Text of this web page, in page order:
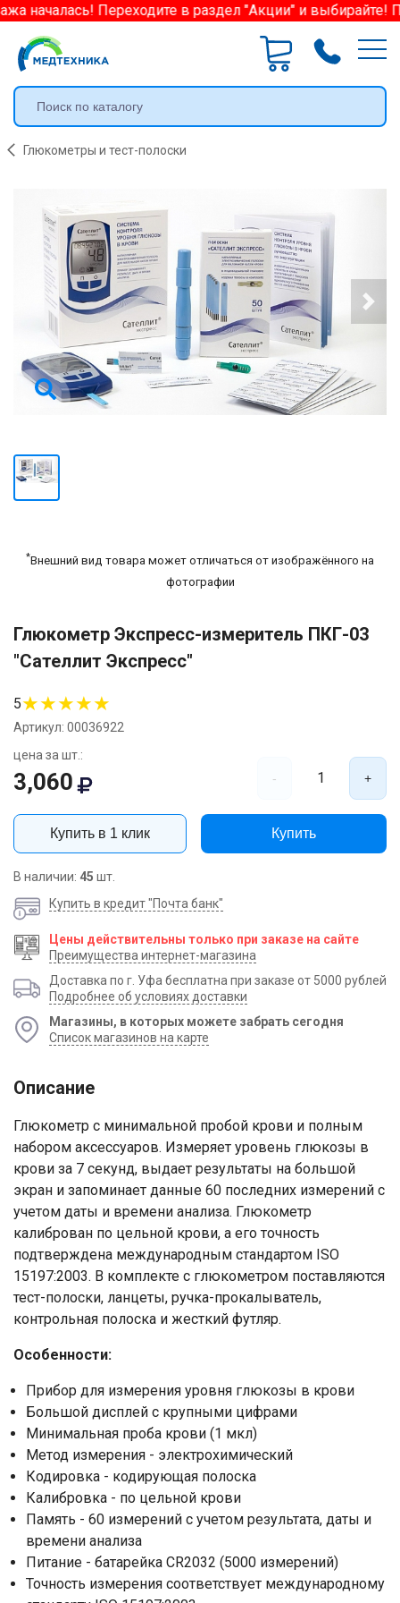
началась! Переходите в раздел "Акции" и выбирайте!
Глюкометры и тест-полоски
*Внешний вид товара может отличаться от изображённого на
фотографии
Глюкометр Экспресс-измеритель ПКГ-03
"Сателлит Экспресс"
5★★★★★
Артикул: 00036922
цена за шт.:
3,060 - 1 +
Купить в 1 клик Купить
В наличии: 45 шт.
Купить в кредит "Почта банк"
Цены действительны только при заказе на сайте
Преимущества интернет-магазина
Доставка по г. Уфа бесплатна при заказе от 5000 рублей
Подробнее об условиях доставки
Магазины, в которых можете забрать сегодня
Список магазинов на карте
Описание
Глюкометр с минимальной пробой крови и полным
набором аксессуаров. Измеряет уровень глюкозы в
крови за 7 секунд, выдает результаты на большой
экран и запоминает данные 60 последних измерений с
учетом даты и времени анализа. Глюкометр
калиброван по цельной крови, а его точность
подтверждена международным стандартом ISO
15197:2003. В комплекте с глюкометром поставляются
тест-полоски, ланцеты, ручка-прокалыватель,
контрольная полоска и жесткий футляр.
Особенности:
Прибор для измерения уровня глюкозы в крови
Большой дисплей с крупными цифрами
Минимальная проба крови (1 мкл)
Метод измерения - электрохимический
Кодировка - кодирующая полоска
Калибровка - по цельной крови
Память - 60 измерений с учетом результата, даты и
времени анализа
Питание - батарейка CR2032 (5000 измерений)
Точность измерения соответствует международному